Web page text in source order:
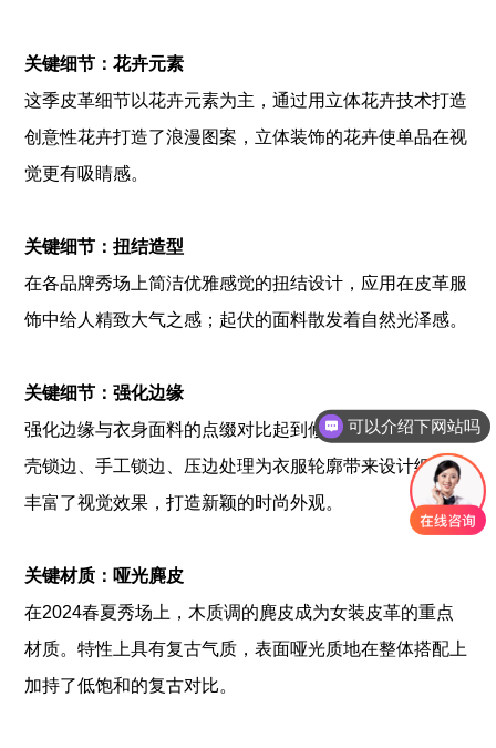
关键细节：花卉元素
这季皮革细节以花卉元素为主，通过用立体花卉技术打造
创意性花卉打造了浪漫图案，立体装饰的花卉使单品在视
觉更有吸睛感。
关键细节：扭结造型
在各品牌秀场上简洁优雅感觉的扭结设计，应用在皮革服
饰中给人精致大气之感；起伏的面料散发着自然光泽感。
关键细节：强化边缘
强化边缘与衣身面料的点缀对比起到修饰作用，或采用贝
壳锁边、手工锁边、压边处理为衣服轮廓带来设计细节，
丰富了视觉效果，打造新颖的时尚外观。
关键材质：哑光麂皮
在2024春夏秀场上，木质调的麂皮成为女装皮革的重点
材质。特性上具有复古气质，表面哑光质地在整体搭配上
加持了低饱和的复古对比。
可以介绍下网站吗